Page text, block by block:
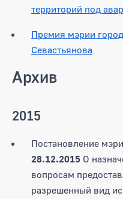
территорий под
Премия мэрии
Севастьянова
Архив
2015
Постановление
28.12.2015 О
вопросам
разрешенный вид